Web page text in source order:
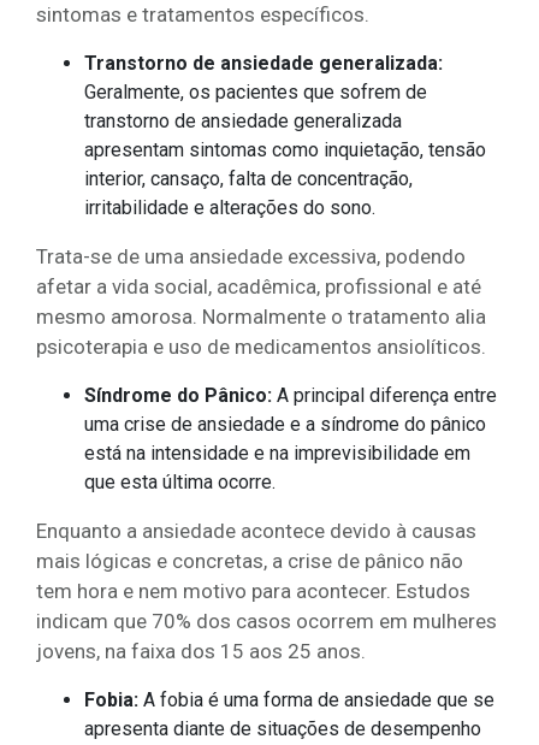
sintomas e tratamentos específicos.
Transtorno de ansiedade generalizada:
Geralmente, os pacientes que sofrem de
transtorno de ansiedade generalizada
apresentam sintomas como inquietação, tensão
interior, cansaço, falta de concentração,
irritabilidade e alterações do sono.
Trata-se de uma ansiedade excessiva, podendo
afetar a vida social, acadêmica, profissional e até
mesmo amorosa. Normalmente o tratamento alia
psicoterapia e uso de medicamentos ansiolíticos.
Síndrome do Pânico: A principal diferença entre
uma crise de ansiedade e a síndrome do pânico
está na intensidade e na imprevisibilidade em
que esta última ocorre.
Enquanto a ansiedade acontece devido à causas
mais lógicas e concretas, a crise de pânico não
tem hora e nem motivo para acontecer. Estudos
indicam que 70% dos casos ocorrem em mulheres
jovens, na faixa dos 15 aos 25 anos.
Fobia: A fobia é uma forma de ansiedade que se
apresenta diante de situações de desempenho